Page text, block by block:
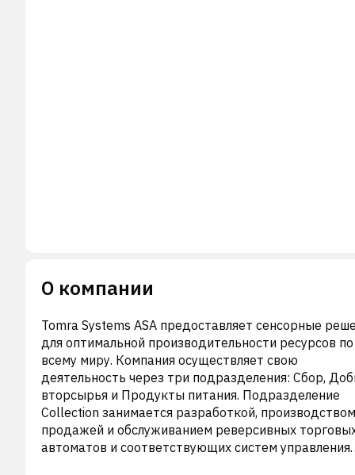
О компании
Tomra Systems ASA предоставляет сенсорные
для оптимальной производительности ресурсов по
всему миру. Компания осуществляет свою
деятельность через три подразделения: Сбор,
вторсырья и Продукты питания. Подразделение
Collection занимается разработкой,
продажей и обслуживанием реверсивных
автоматов и соответствующих систем управления